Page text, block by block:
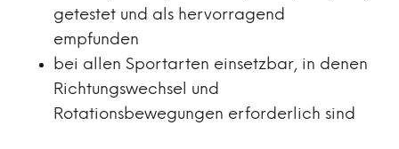
getestet und als hervorragend
empfunden
bei allen Sportarten einsetzbar, in denen
Richtungswechsel und
Rotationsbewegungen erforderlich sind